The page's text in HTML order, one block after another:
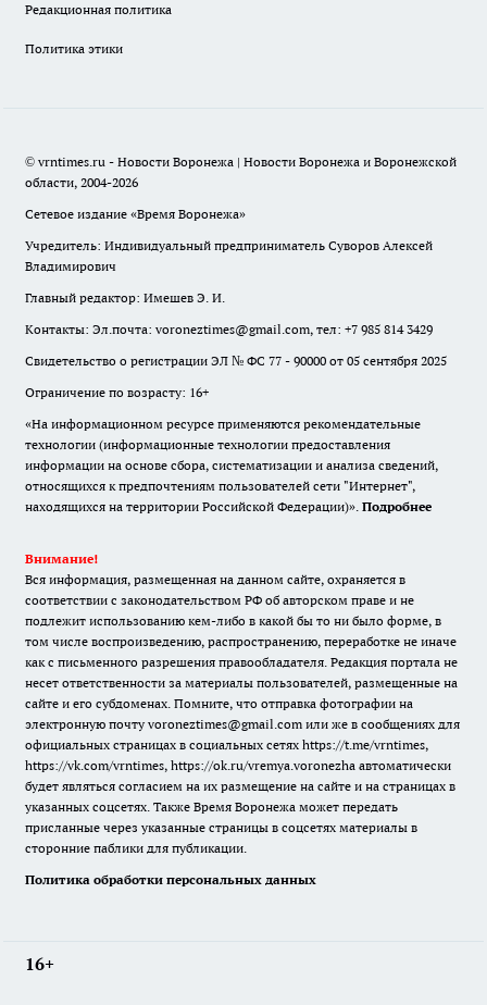
Редакционная политика
Политика этики
© vrntimes.ru - Новости Воронежа | Новости Воронежа и Воронежской
области, 2004-2026
Сетевое издание «Время Воронежа»
Учредитель: Индивидуальный предприниматель Суворов Алексей
Владимирович
Главный редактор: Имешев Э. И.
Контакты: Эл.почта: voroneztimes@gmail.com, тел: +7 985 814 3429
Свидетельство о регистрации ЭЛ № ФС 77 - 90000 от 05 сентября 2025
Ограничение по возрасту: 16+
«На информационном ресурсе применяются рекомендательные
технологии (информационные технологии предоставления
информации на основе сбора, систематизации и анализа сведений,
относящихся к предпочтениям пользователей сети "Интернет",
находящихся на территории Российской Федерации)». Подробнее
Внимание!
Вся информация, размещенная на данном сайте, охраняется в
соответствии с законодательством РФ об авторском праве и не
подлежит использованию кем-либо в какой бы то ни было форме, в
том числе воспроизведению, распространению, переработке не иначе
как с письменного разрешения правообладателя. Редакция портала не
несет ответственности за материалы пользователей, размещенные на
сайте и его субдоменах. Помните, что отправка фотографии на
электронную почту voroneztimes@gmail.com или же в сообщениях для
официальных страницах в социальных сетях https://t.me/vrntimes,
https://vk.com/vrntimes, https://ok.ru/vremya.voronezha автоматически
будет являться согласием на их размещение на сайте и на страницах в
указанных соцсетях. Также Время Воронежа может передать
присланные через указанные страницы в соцсетях материалы в
сторонние паблики для публикации.
Политика обработки персональных данных
16+